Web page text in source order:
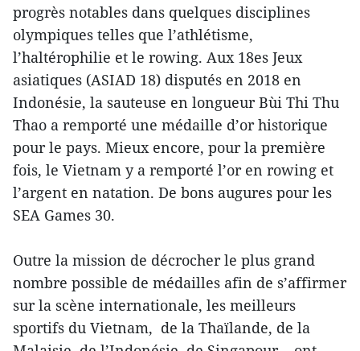
progrès notables dans quelques disciplines
olympiques telles que l’athlétisme,
l’haltérophilie et le rowing. Aux 18es Jeux
asiatiques (ASIAD 18) disputés en 2018 en
Indonésie, la sauteuse en longueur Bùi Thi Thu
Thao a remporté une médaille d’or historique
pour le pays. Mieux encore, pour la première
fois, le Vietnam y a remporté l’or en rowing et
l’argent en natation. De bons augures pour les
SEA Games 30.
Outre la mission de décrocher le plus grand
nombre possible de médailles afin de s’affirmer
sur la scène internationale, les meilleurs
sportifs du Vietnam, de la Thaïlande, de la